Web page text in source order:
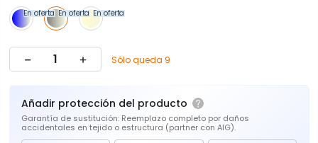
En oferta En oferta En oferta
Sólo queda 9
Añadir protección del producto
Garantía de sustitución: Reemplazo completo por daños
accidentales en tejido o estructura (partner con AIG).